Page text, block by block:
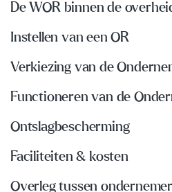
De WOR binnen de
Instellen van een OR
Verkiezing van de
Functioneren van de
Ontslagbescherming
Faciliteiten & kosten
Overleg tussen